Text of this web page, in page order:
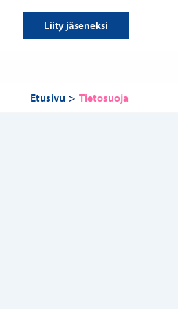
Liity jäseneksi
Etusivu Tietosuoja